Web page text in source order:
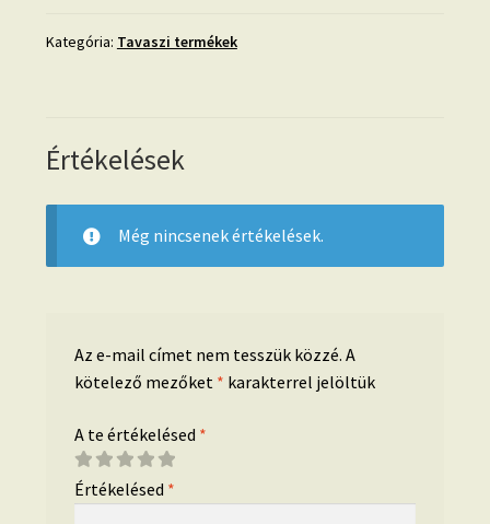
Kategória: Tavaszi termékek
Értékelések
Még nincsenek értékelések.
Az e-mail címet nem tesszük közzé. A
kötelező mezőket * karakterrel jelöltük
A te értékelésed *
Értékelésed *